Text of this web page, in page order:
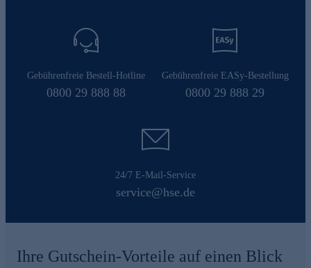
Gebührenfreie Bestell-Hotline
0800 29 888 88
Gebührenfreie EASy-Bestellung
0800 29 888 29
24/7 E-Mail-Service
service@hse.de
Ihre Gutschein-Vorteile auf einen Blick